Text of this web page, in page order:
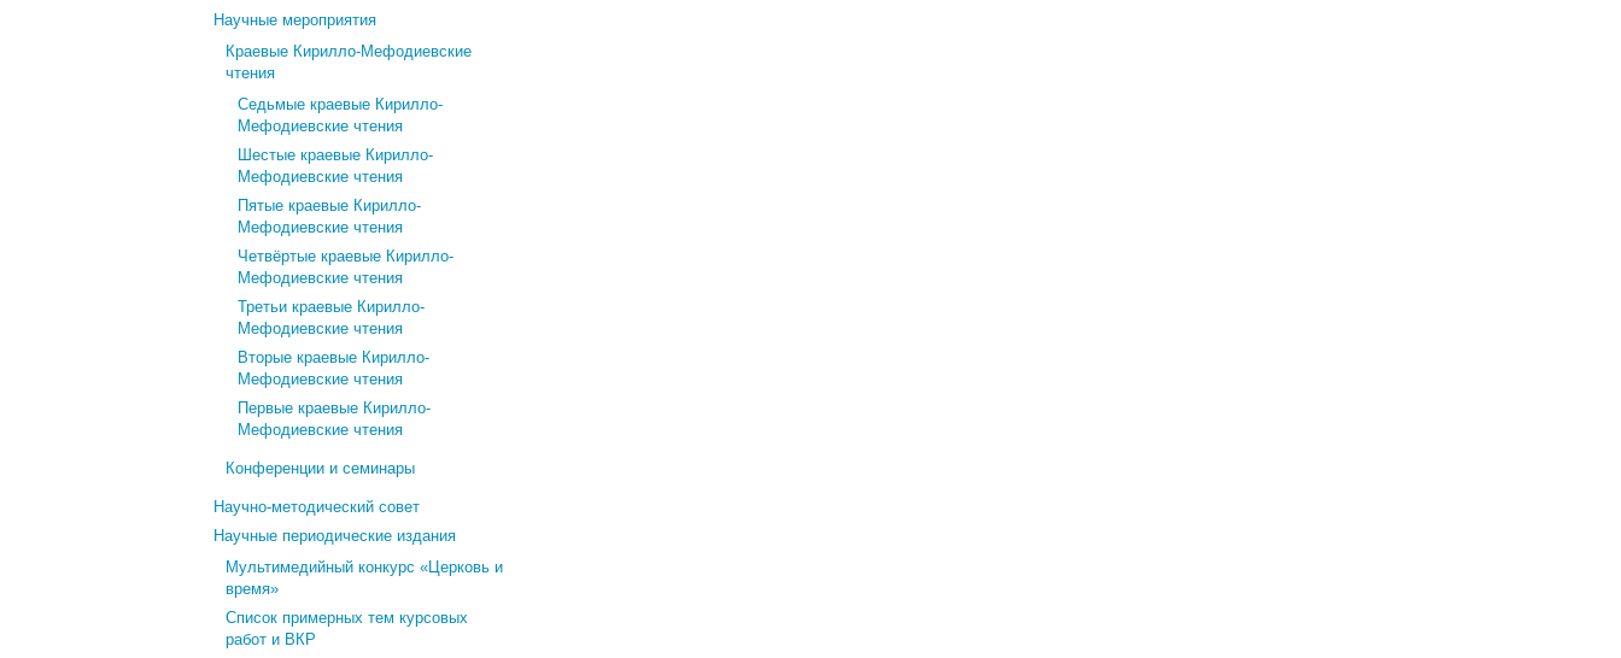
Научные мероприятия
Краевые Кирилло-Мефодиевские
чтения
Седьмые краевые Кирилло-
Мефодиевские чтения
Шестые краевые Кирилло-
Мефодиевские чтения
Пятые краевые Кирилло-
Мефодиевские чтения
Четвёртые краевые Кирилло-
Мефодиевские чтения
Третьи краевые Кирилло-
Мефодиевские чтения
Вторые краевые Кирилло-
Мефодиевские чтения
Первые краевые Кирилло-
Мефодиевские чтения
Конференции и семинары
Научно-методический совет
Научные периодические издания
Мультимедийный конкурс «Церковь и
время»
Список примерных тем курсовых
работ и ВКР